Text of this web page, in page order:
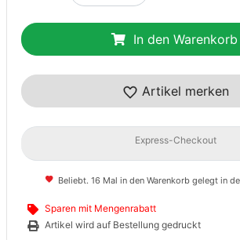
In den Warenkorb
Artikel merken
Express-Checkout
Beliebt. 16 Mal in den Warenkorb gelegt in
Sparen mit Mengenrabatt
Artikel wird auf Bestellung gedruckt